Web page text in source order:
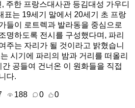
주한 프랑스대사관 등김대성 가우디
표는 19세기 말에서 20세기 초 프랑
들이 로트렉과 발라동을 중심으로
명하도록 전시를 구성했다며, 파리
주는 자리가 될 것이라고 밝혔습니
시기에 파리의 밤과 거리를 떠올리
공들여 건너온 이 원화들을 직접
다.
188 0 0